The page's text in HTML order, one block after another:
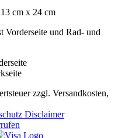
cm x 24 cm
Vorderseite und Rad- und
zzgl. Versandkosten,
Disclaimer